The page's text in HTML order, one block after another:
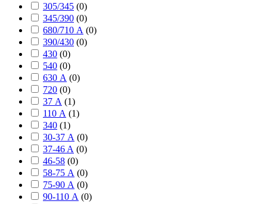
305/345 (0)
345/390 (0)
680/710 А (0)
390/430 (0)
430 (0)
540 (0)
630 А (0)
720 (0)
37 А (1)
110 А (1)
340 (1)
30-37 А (0)
37-46 A (0)
46-58 (0)
58-75 А (0)
75-90 А (0)
90-110 А (0)